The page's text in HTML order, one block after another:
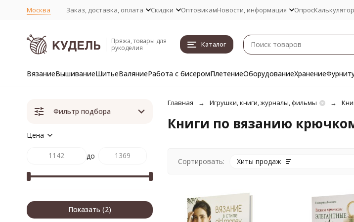
Москва Заказ, доставка, оплата Скидки ОптовикамНовости, информация Опрос
Пряжа, товары для
рукоделия
Каталог
ВязаниеВышиваниеШитьеВаляниеРабота с бисеромПлетениеОборудованиеХранение
Главная Игрушки, книги, журналы, фильмы
Книги по вязанию
Сортировать: Хиты продаж
Фильтр подбора
Цена
до
Показать